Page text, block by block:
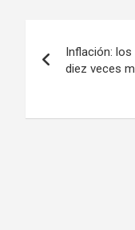
de
Inflación:
diez veces